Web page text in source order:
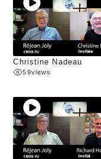
Christine Nadeau
59views